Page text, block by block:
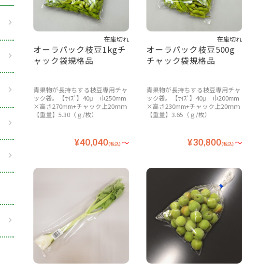
在庫切れ
オーラパック枝豆1kgチ
ャック袋規格品
¥40,040(税込) ～
青果物が長持ちする枝豆専用チャ
ック袋。【ｻｲｽﾞ】40μ 巾250mm
×高さ270mm+チャック上20ｍｍ
【重量】5.30（ｇ/枚）
在庫切れ
オーラパック枝豆500g
チャック袋規格品
¥30,800(税込) ～
青果物が長持ちする枝豆専用チャ
ック袋。【ｻｲｽﾞ】40μ 巾200mm
×高さ230mm+チャック上20ｍｍ
【重量】3.65（ｇ/枚）